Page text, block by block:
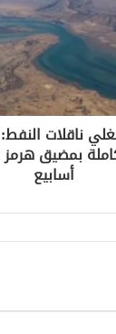
ناقلات
بمضيق
أسابيع